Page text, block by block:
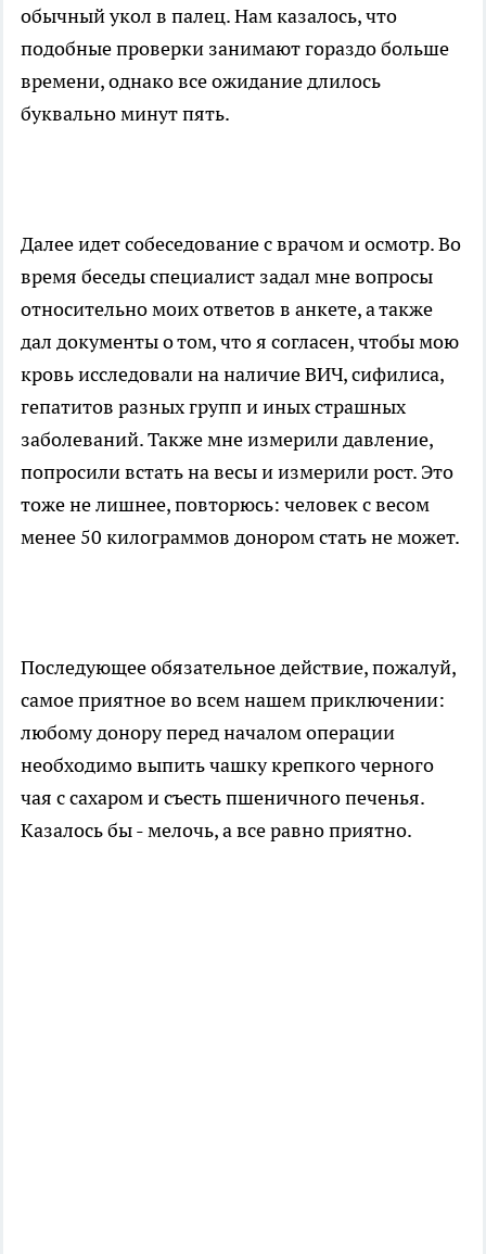
обычный укол в палец. Нам казалось, что
подобные проверки занимают гораздо больше
времени, однако все ожидание длилось
буквально минут пять.
Далее идет собеседование с врачом и осмотр. Во
время беседы специалист задал мне вопросы
относительно моих ответов в анкете, а также
дал документы о том, что я согласен, чтобы мою
кровь исследовали на наличие ВИЧ, сифилиса,
гепатитов разных групп и иных страшных
заболеваний. Также мне измерили давление,
попросили встать на весы и измерили рост. Это
тоже не лишнее, повторюсь: человек с весом
менее 50 килограммов донором стать не может.
Последующее обязательное действие, пожалуй,
самое приятное во всем нашем приключении:
любому донору перед началом операции
необходимо выпить чашку крепкого черного
чая с сахаром и съесть пшеничного печенья.
Казалось бы - мелочь, а все равно приятно.